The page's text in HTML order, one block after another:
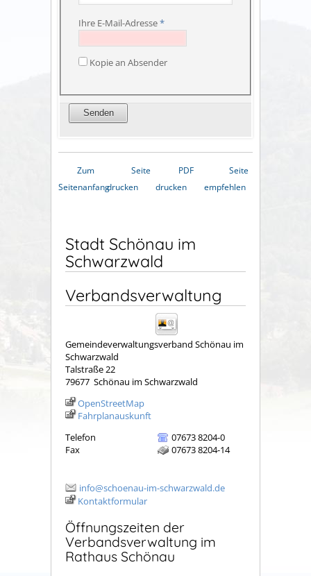
Ihre E-Mail-Adresse*
Kopie an Absender
Zum
Seitenanfang
Seite
drucken
PDF
drucken
Seite
empfehlen
Stadt Schönau im
Schwarzwald
Verbandsverwaltung
Gemeindeverwaltungsverband Schönau im
Schwarzwald
Talstraße 22
79677 Schönau im Schwarzwald
OpenStreetMap
Fahrplanauskunft
Telefon
07673 8204-0
Fax
07673 8204-14
info@schoenau-im-schwarzwald.de
Kontaktformular
Öffnungszeiten der
Verbandsverwaltung im
Rathaus Schönau